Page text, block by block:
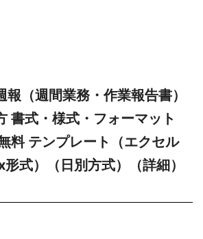
（週間業務・作業報告書）
書式・様式・フォーマット
料 テンプレート（エクセル
式）（日別方式）（詳細）